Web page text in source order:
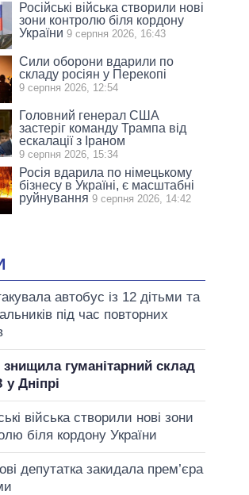
Російські війська створили нові
зони контролю біля кордону
України 9 серпня 2026, 16:43
Сили оборони вдарили по
складу росіян у Перекопі
9 серпня 2026, 12:54
Головний генерал США
застеріг команду Трампа від
ескалації з Іраном
9 серпня 2026, 15:34
Росія вдарила по німецькому
бізнесу в Україні, є масштабні
руйнування 9 серпня 2026, 14:42
автобус із 12 дітьми та
під час повторних
знищила гуманітарний склад
Дніпрі
війська створили нові зони
біля кордону України
депутатка закидала прем’єра